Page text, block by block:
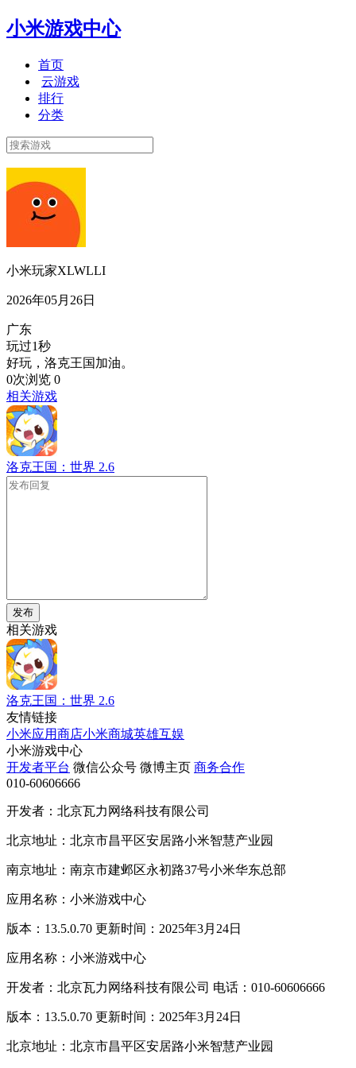
小米游戏中心
首页
云游戏
排行
分类
小米玩家XLWLLI
2026年05月26日
广东
玩过1秒
好玩，洛克王国加油。
0次浏览 0
相关游戏
洛克王国：世界 2.6
发布
相关游戏
洛克王国：世界 2.6
友情链接
小米应用商店小米商城英雄互娱
小米游戏中心
开发者平台 微信公众号 微博主页 商务合作
010-60606666
开发者：北京瓦力网络科技有限公司
北京地址：北京市昌平区安居路小米智慧产业园
南京地址：南京市建邺区永初路37号小米华东总部
应用名称：小米游戏中心
版本：13.5.0.70 更新时间：2025年3月24日
应用名称：小米游戏中心
开发者：北京瓦力网络科技有限公司 电话：010-60606666
版本：13.5.0.70 更新时间：2025年3月24日
北京地址：北京市昌平区安居路小米智慧产业园